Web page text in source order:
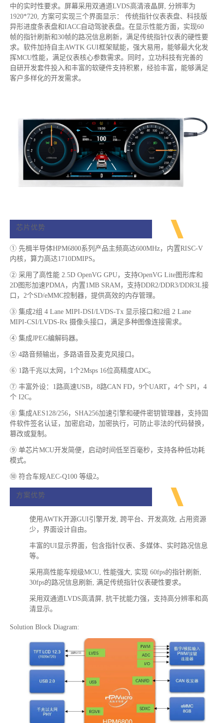
中的实时性要求。屏幕采用双通道LVDS高清液晶屏, 分辨率为
1920*720, 方案可实现三个界面显示： 传统指针仪表表盘、科技版
异形进度条表盘和IACC自动驾驶表盘。在显示性能方面，实现60
帧的指针刷新和30帧的路况信息刷新，满足传统指针仪表的硬性要
求。软件加持自主AWTK GUI框架赋能，强大易用，能够最大化发
挥MCU性能，满足仪表核心参数需求。同时，立功科技有完善的
自研开发套件投入和丰富的软硬件支持积累，经验丰富，能够满足
客户多样化的开发需求。
芯片优势
① 先楫半导体HPM6800系列产品主频高达600MHz，内置RISC-V
内核，算力高达1710DMIPS。
② 采用了高性能 2.5D OpenVG GPU，支持OpenVG Lite图形库和
2D图形加速PDMA，内置1MB SRAM，支持DDR2/DDR3/DDR3L接
口，2个SD/eMMC控制器，提供高效的内存管理。
③ 集成2组 4 Lane MIPI-DSI/LVDS-Tx 显示接口和2组 2 Lane
MIPI-CSI/LVDS-Rx 摄像头接口，满足多种图像连接需求。
④ 集成JPEG编解码器。
⑤ 4路音频输出，多路语音及麦克风接口。
⑥ 1路千兆以太网，1个2Msps 16位高精度ADC。
⑦ 丰富外设：1路高速USB，8路CAN FD，9个UART，4个 SPI，4
个 I2C。
⑧ 集成AES128/256，SHA256加速引擎和硬件密钥管理器，支持固
件软件签名认证，加密启动，加密执行，可防止非法的代码替换，
篡改或复制。
⑨ 单芯片MCU开发简便，启动时间低至百毫秒，支持各种低功耗
模式。
⑩ 符合车规AEC-Q100 等级2。
方案优势
使用AWTK开源GUI引擎开发, 跨平台、开发高效, 占用资源
少，界面设计自由。
丰富的UI显示界面，包含指针仪表、多媒体、实时路况信息
等。
采用高性能车规级MCU, 性能强大, 实现 60fps的指针刷新,
30fps的路况信息刷新, 满足传统指针仪表硬性要求。
采用双通道LVDS高清屏, 抗干扰能力强，支持高分辨率和高
清显示。
Solution Block Diagram: